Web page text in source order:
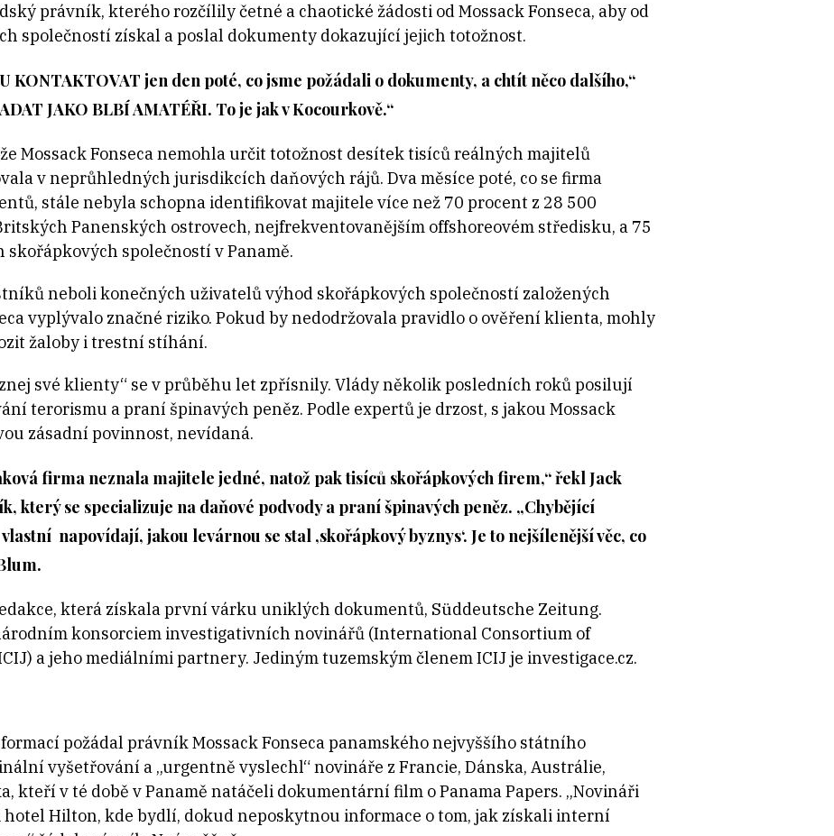
právník, kterého rozčílily četné a chaotické žádosti od Mossack Fonseca, aby od
společností získal a poslal dokumenty dokazující jejich totožnost.
KONTAKTOVAT jen den poté, co jsme požádali o dokumenty, a chtít něco dalšího,“
JAKO BLBÍ AMATÉŘI. To je jak v Kocourkově.“
Mossack Fonseca nemohla určit totožnost desítek tisíců reálných majitelů
v neprůhledných jurisdikcích daňových rájů. Dva měsíce poté, co se firma
stále nebyla schopna identifikovat majitele více než 70 procent z 28 500
Panenských ostrovech, nejfrekventovanějším offshoreovém středisku, a 75
společností v Panamě.
neboli konečných uživatelů výhod skořápkových společností založených
vyplývalo značné riziko. Pokud by nedodržovala pravidlo o ověření klienta, mohly
žaloby i trestní stíhání.
své klienty“ se v průběhu let zpřísnily. Vlády několik posledních roků posilují
terorismu a praní špinavých peněz. Podle expertů je drzost, s jakou Mossack
zásadní povinnost, nevídaná.
firma neznala majitele jedné, natož pak tisíců skořápkových firem,“ řekl Jack
který se specializuje na daňové podvody a praní špinavých peněz. „Chybějící
napovídají, jakou levárnou se stal ‚skořápkový byznys‘. Je to nejšílenější věc, co
která získala první várku uniklých dokumentů, Süddeutsche Zeitung.
konsorciem investigativních novinářů (International Consortium of
a jeho mediálními partnery. Jediným tuzemským členem ICIJ je investigace.cz.
požádal právník Mossack Fonseca panamského nejvyššího státního
vyšetřování a „urgentně vyslechl“ novináře z Francie, Dánska, Austrálie,
kteří v té době v Panamě natáčeli dokumentární film o Panama Papers. „Novináři
Hilton, kde bydlí, dokud neposkytnou informace o tom, jak získali interní